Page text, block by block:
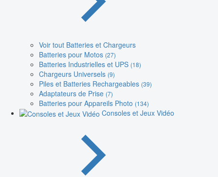
Voir tout Batteries et Chargeurs
Batteries pour Motos (27)
Batteries Industrielles et UPS (18)
Chargeurs Universels (9)
Piles et Batteries Rechargeables (39)
Adaptateurs de Prise (7)
Batteries pour Appareils Photo (134)
Consoles et Jeux Vidéo